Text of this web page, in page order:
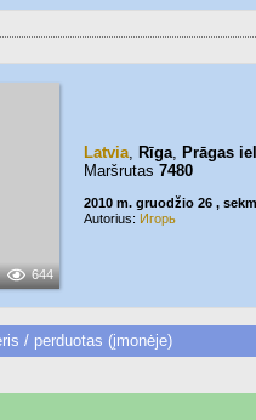
644
Latvia, Rīga, Prāgas
Maršrutas 7480
2010 m. gruodžio 26 ,
Autorius: Игорь
/ perduotas (įmonėje)